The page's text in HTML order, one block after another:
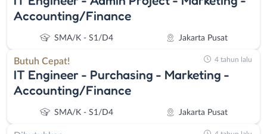
Accounting/Finance
SMA/K - S1/D4 Jakarta Pusat
Butuh Cepat!
IT Engineer - Purchasing - Marketing -
Accounting/Finance
SMA/K - S1/D4 Jakarta Pusat
4 tahun lalu